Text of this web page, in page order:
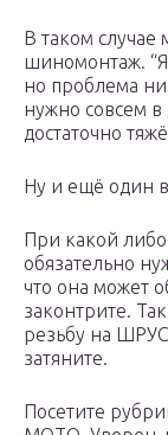
В таком случае
шиномонтаж.
но проблема
нужно совсем в
достаточно
Ну и ещё один
При какой либо
обязательно
что она может
законтрите.
резьбу на
затяните.
Посетите